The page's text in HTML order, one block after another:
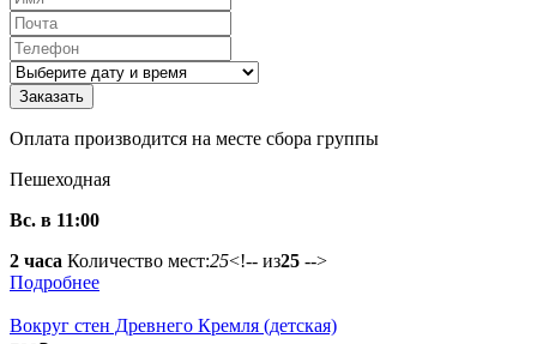
Оплата производится на месте сбора группы
Пешеходная
Вс. в 11:00
2 часа Количество мест:25<!-- из25 -->
Подробнее
Вокруг стен Древнего Кремля (детская)